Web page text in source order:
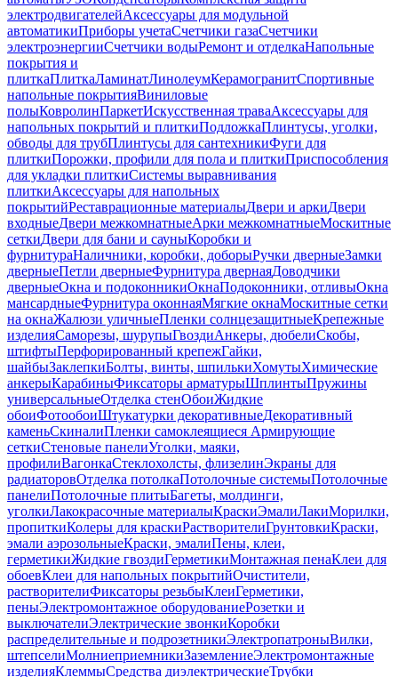
электродвигателейАксессуары для модульной
автоматикиПриборы учетаСчетчики газаСчетчики
электроэнергииСчетчики водыРемонт и отделкаНапольные
покрытия и
плиткаПлиткаЛаминатЛинолеумКерамогранитСпортивные
напольные покрытияВиниловые
полыКовролинПаркетИскусственная траваАксессуары для
напольных покрытий и плиткиПодложкаПлинтусы, уголки,
обводы для трубПлинтусы для сантехникиФуги для
плиткиПорожки, профили для пола и плиткиПриспособления
для укладки плиткиСистемы выравнивания
плиткиАксессуары для напольных
покрытийРеставрационные материалыДвери и аркиДвери
входныеДвери межкомнатныеАрки межкомнатныеМоскитные
сеткиДвери для бани и сауныКоробки и
фурнитураНаличники, коробки, доборыРучки дверныеЗамки
дверныеПетли дверныеФурнитура двернаяДоводчики
дверныеОкна и подоконникиОкнаПодоконники, отливыОкна
мансардныеФурнитура оконнаяМягкие окнаМоскитные сетки
на окнаЖалюзи уличныеПленки солнцезащитныеКрепежные
изделияСаморезы, шурупыГвоздиАнкеры, дюбелиСкобы,
штифтыПерфорированный крепежГайки,
шайбыЗаклепкиБолты, винты, шпилькиХомутыХимические
анкерыКарабиныФиксаторы арматурыШплинтыПружины
универсальныеОтделка стенОбоиЖидкие
обоиФотообоиШтукатурки декоративныеДекоративный
каменьСкиналиПленки самоклеящиеся Армирующие
сеткиСтеновые панелиУголки, маяки,
профилиВагонкаСтеклохолсты, флизелинЭкраны для
радиаторовОтделка потолкаПотолочные системыПотолочные
панелиПотолочные плитыБагеты, молдинги,
уголкиЛакокрасочные материалыКраскиЭмалиЛакиМорилки,
пропиткиКолеры для краскиРастворителиГрунтовкиКраски,
эмали аэрозольныеКраски, эмалиПены, клеи,
герметикиЖидкие гвоздиГерметикиМонтажная пенаКлеи для
обоевКлеи для напольных покрытийОчистители,
растворителиФиксаторы резьбыКлеиГерметики,
пеныЭлектромонтажное оборудованиеРозетки и
выключателиЭлектрические звонкиКоробки
распределительные и подрозетникиЭлектропатроныВилки,
штепселиМолниеприемникиЗаземлениеЭлектромонтажные
изделияКлеммыСредства диэлектрическиеТрубки